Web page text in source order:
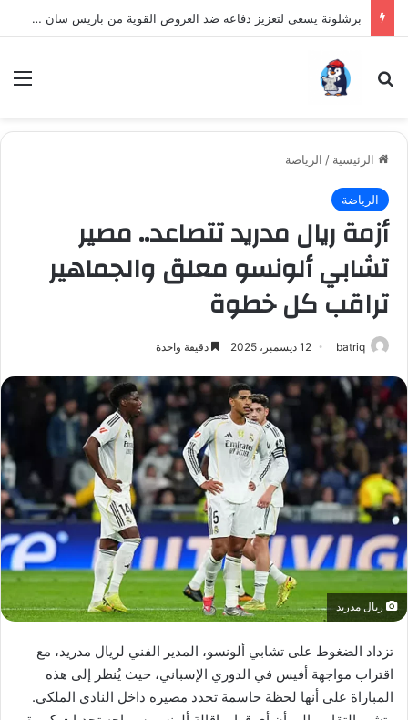
برشلونة يسعى لتعزيز دفاعه ضد العروض القوية من باريس سان جيرمان لنجم الأرجنتين
بحث عن
الرئيسية / الرياضة
الرياضة
أزمة ريال مدريد تتصاعد.. مصير
تشابي ألونسو معلق والجماهير
تراقب كل خطوة
batriq 12 ديسمبر، 2025 دقيقة واحدة
ريال مدريد
تزداد الضغوط على تشابي ألونسو، المدير الفني لريال مدريد، مع
اقتراب مواجهة أفيس في الدوري الإسباني، حيث يُنظر إلى هذه
المباراة على أنها لحظة حاسمة تحدد مصيره داخل النادي الملكي.